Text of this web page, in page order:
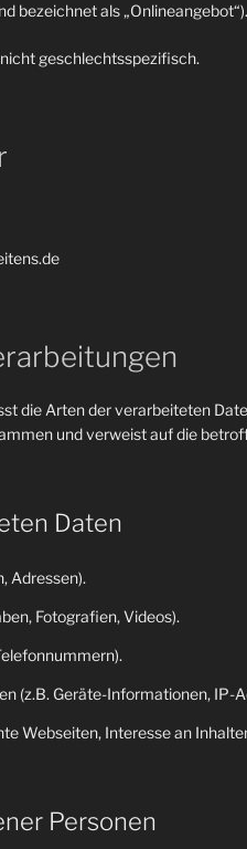
bezeichnet als „Onlineangebot“).
geschlechtsspezifisch.
die Arten der verarbeiteten
und verweist auf die
Daten
Adressen).
Fotografien, Videos).
(z.B. Geräte-Informationen, IP-
Webseiten, Interesse an
Personen